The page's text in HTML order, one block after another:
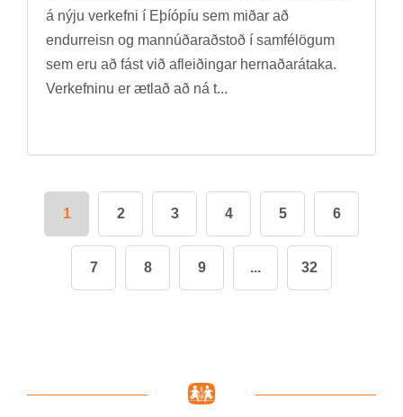
á nýju verk­efni í Eþí­óp­íu sem mið­ar að
end­ur­reisn og mann­úð­ar­að­stoð í sam­fé­lög­um
sem eru að fást við af­leið­ing­ar hern­að­ar­átaka.
Verk­efn­inu er ætl­að að ná t...
1 2 3 4 5 6
7 8 9 ... 32